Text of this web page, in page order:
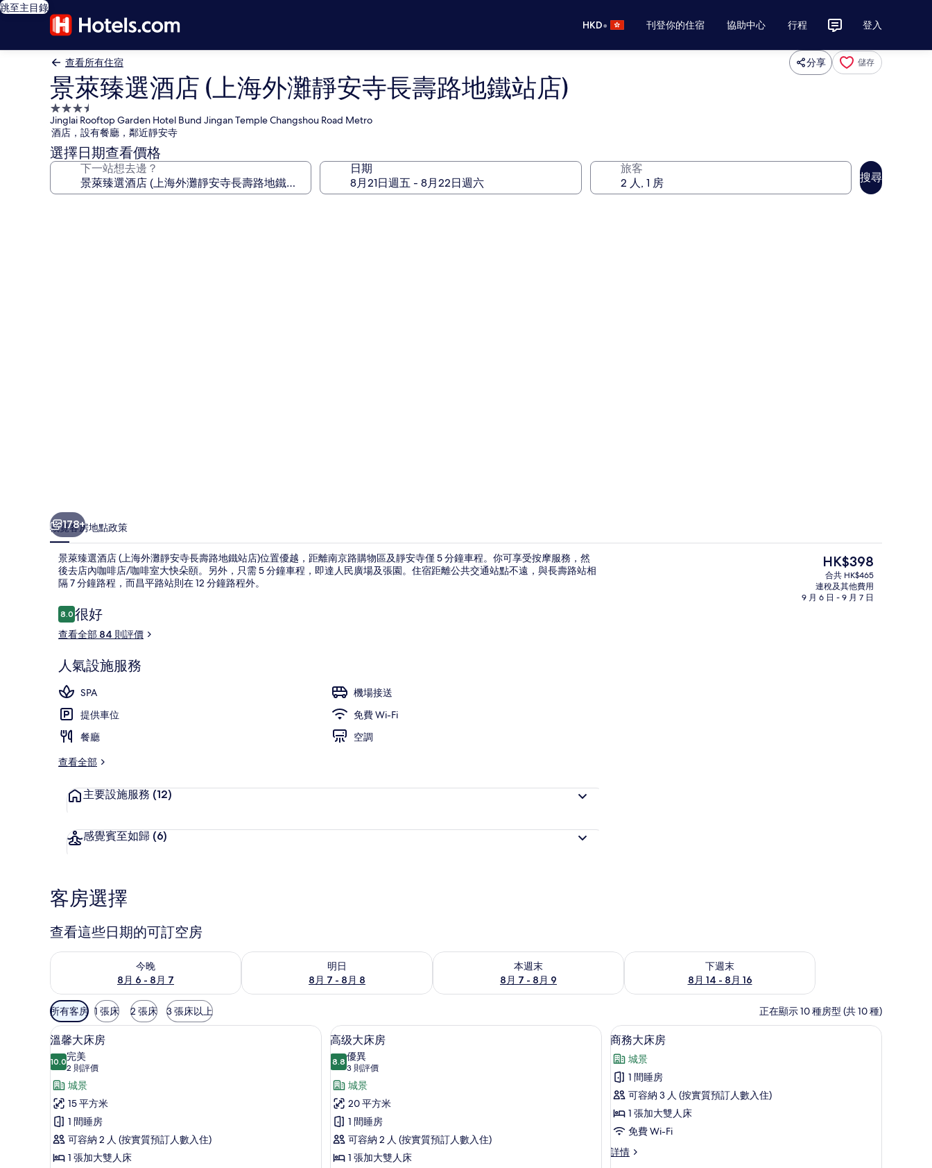
跳至主目錄
HKD• 刊登你的住宿 協助中心 行程 登入
查看所有住宿 分享 儲存
景萊臻選酒店 (上海外灘靜安寺長壽路地鐵站店)
3.5
星
級
住
宿
Jinglai Rooftop Garden Hotel Bund Jingan Temple Changshou Road Metro
酒店，設有餐廳，鄰近靜安寺
選擇日期查看價格
下一站想去邊？ 日期 旅客
搜尋
壽
路
地
鐵
站
店)
相
片
集
豪華雙床房 | 羽絨被、書桌、手提電
178+
概覽客房地點政策
景萊臻選酒店 (上海外灘靜安寺長壽路地鐵站店)位置優越，距離南京路購物區及靜安寺僅 5 分鐘車程。你可享受按摩服務，然
後去店內咖啡店/咖啡室大快朵頤。另外，只需 5 分鐘車程，即達人民廣場及張園。住宿距離公共交通站點不遠，與長壽路站相
隔 7 分鐘路程，而昌平路站則在 12 分鐘路程外。
評
價
8.08.0 分，滿分 10 分，
很好
查看全部 84 則評價
人氣設施服務
SPA
機場接送
提供車位
免費 Wi-Fi
餐廳
空調
查看全部
主要設施服務 (12)
感覺賓至如歸 (6)
現
價
HK$398
HK$398
合共 HK$465
連稅及其他費用
9 月 6 日 - 9 月 7 日
客房選擇
查看這些日期的可訂空房
今晚
8月 6 - 8月 7
查看今晚 8月 6 - 8月 7的可訂空房
明日
8月 7 - 8月 8
查看明日 8月 7 - 8月 8的可訂空房
本週末
8月 7 - 8月 9
查看本週末 8月 7 - 8月 9的可訂空房
下週末
8月 14 - 8月 16
查看下週末 8月 14 - 8月 16的可訂空房
可
用
嘅
客
房
篩
選
條
件
所有客房 1 張床 2 張床 3 張床以上 正在顯示 10 種房型 (共 10 種)
載
入
所
有
溫
馨
大
床
溫馨大床房 | 羽絨被、書桌、手提電腦工作空間、遮光窗簾/窗簾
9
溫馨大床房
10.010.0 分，滿分 10 分
完美
2 則評價
(2
則
評
價)
城景
15 平方米
1 間睡房
可容納 2 人 (按實質預訂人數入住)
1 張加大雙人床
載
入
所
有
高
级
大
床
高级大床房 | 羽絨被、書桌、手提電腦工作空間、遮光窗簾/窗簾
8
高级大床房
8.88.8 分，滿分 10 分
優異
3 則評價
(3
則
評
價)
城景
20 平方米
1 間睡房
可容納 2 人 (按實質預訂人數入住)
1 張加大雙人床
載
入
所
有
商
務
床
羽絨被、書桌、手提電腦工作空間、遮光窗簾
14
商務大床房
城景
1 間睡房
可容納 3 人 (按實質預訂人數入住)
1 張加大雙人床
免費 Wi-Fi
詳情
商